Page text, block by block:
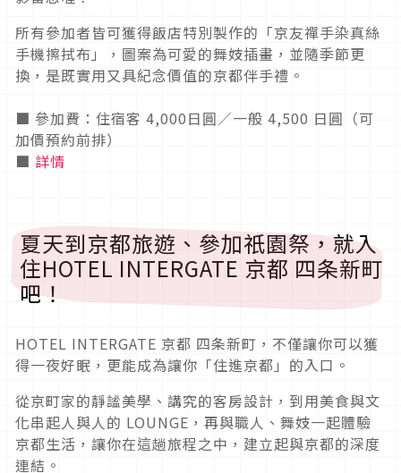
所有參加者皆可獲得飯店特別製作的「京友禪手染真絲
手機擦拭布」，圖案為可愛的舞妓插畫，並隨季節更
換，是既實用又具紀念價值的京都伴手禮。
■ 參加費：住宿客 4,000日圓／一般 4,500 日圓（可
加價預約前排）
■ 詳情
夏天到京都旅遊、參加祇園祭，就入
住HOTEL INTERGATE 京都 四条新町
吧！
HOTEL INTERGATE 京都 四条新町，不僅讓你可以獲
得一夜好眠，更能成為讓你「住進京都」的入口。
從京町家的靜謐美學、講究的客房設計，到用美食與文
化串起人與人的 LOUNGE，再與職人、舞妓一起體驗
京都生活，讓你在這趟旅程之中，建立起與京都的深度
連結。